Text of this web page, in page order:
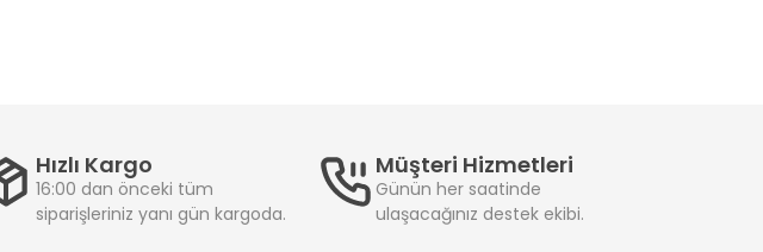
Hızlı Kargo
16:00 dan önceki tüm
siparişleriniz yanı gün kargoda.
Müşteri Hizmetleri
Günün her saatinde
ulaşacağınız destek ekibi.